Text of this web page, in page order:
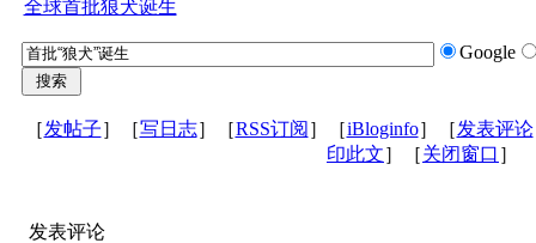
全球首批狼犬诞生
Google
［发帖子］［写日志］［RSS订阅 ］［iBloginfo］［发表评论
印此文］［关闭窗口 ］
发表评论